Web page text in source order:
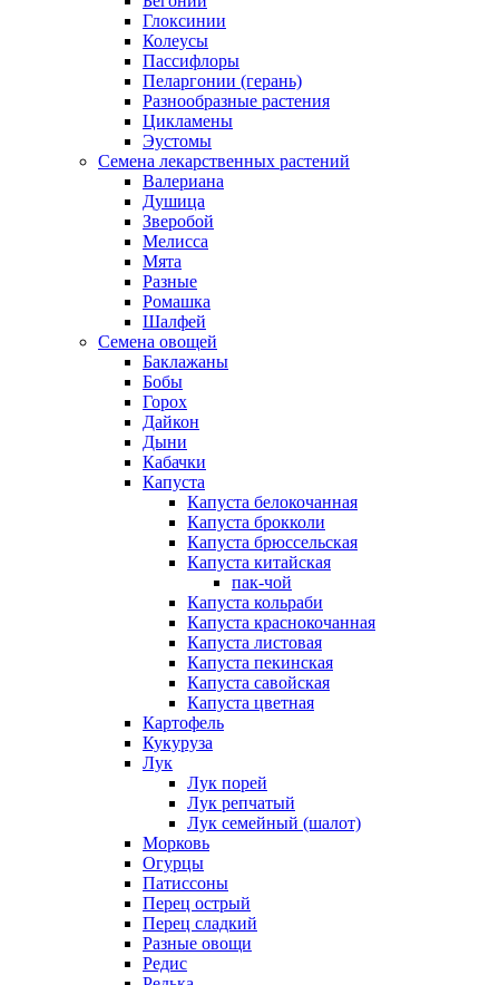
Глоксинии
Колеусы
Пассифлоры
Пеларгонии (герань)
Разнообразные растения
Цикламены
Эустомы
Семена лекарственных растений
Валериана
Душица
Зверобой
Мелисса
Мята
Разные
Ромашка
Шалфей
Семена овощей
Баклажаны
Бобы
Горох
Дайкон
Дыни
Кабачки
Капуста
Капуста белокочанная
Капуста брокколи
Капуста брюссельская
Капуста китайская
пак-чой
Капуста кольраби
Капуста краснокочанная
Капуста листовая
Капуста пекинская
Капуста савойская
Капуста цветная
Картофель
Кукуруза
Лук
Лук порей
Лук репчатый
Лук семейный (шалот)
Морковь
Огурцы
Патиссоны
Перец острый
Перец сладкий
Разные овощи
Редис